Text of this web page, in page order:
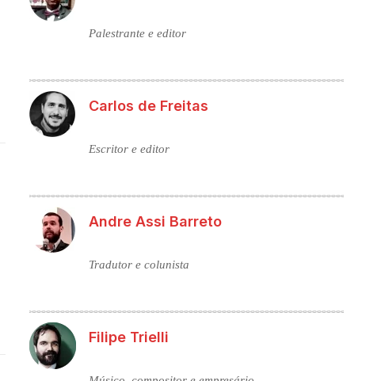
Palestrante e editor
Carlos de Freitas
Escritor e editor
Andre Assi Barreto
Tradutor e colunista
Filipe Trielli